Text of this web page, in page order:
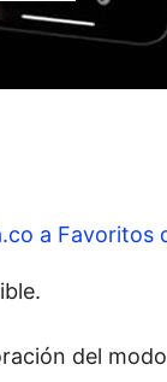
a Favoritos
del